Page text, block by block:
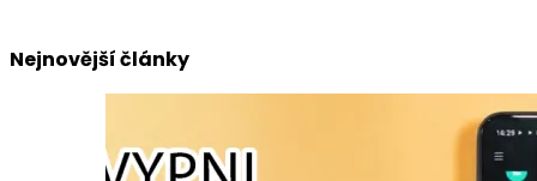
Nejnovější články